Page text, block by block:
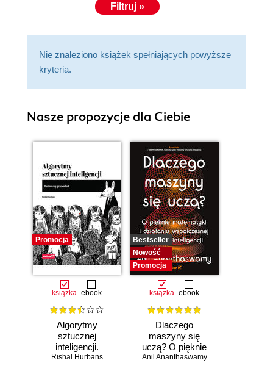
Filtruj »
Nie znaleziono książek spełniających powyższe
kryteria.
Nasze propozycje dla Ciebie
Promocja
książka ebook
Algorytmy
sztucznej
inteligencji.
Ilustrowany
Rishal Hurbans
Bestseller
Nowość
Promocja
książka ebook
Dlaczego
maszyny się
uczą? O pięknie
matematyki i
Anil Ananthaswamy